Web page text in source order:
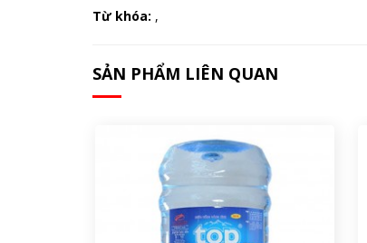
Từ khóa: ,
SẢN PHẨM LIÊN QUAN